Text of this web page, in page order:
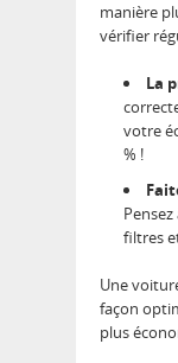
manière
vérifier
La
votre
% !
filtres
Une
façon
plus